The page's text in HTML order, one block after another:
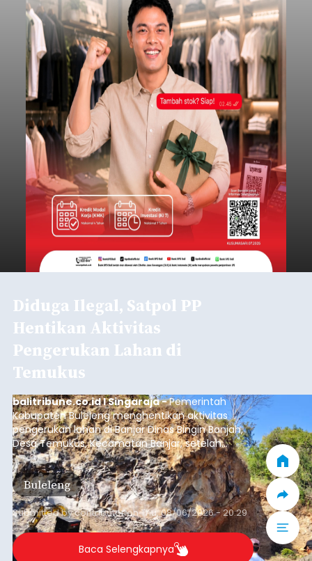
Diduga Ilegal, Satpol PP
Hentikan Aktivitas
Pengerukan Lahan di
Temukus
balitribune.co.id I Singaraja -Pemerintah
Kabupaten Buleleng menghentikan aktivitas
pengerukan lahan di Banjar Dinas Bingin Banjah,
Desa Temukus, Kecamatan Banjar, setelah
ditemukan indikasi kegiatan pengambilan
material yang tidak sesuai dengan peruntukan
kawasan.
Buleleng
Submitted bycontributoronThu, 08/06/2026 - 20:29
Baca Selengkapnya